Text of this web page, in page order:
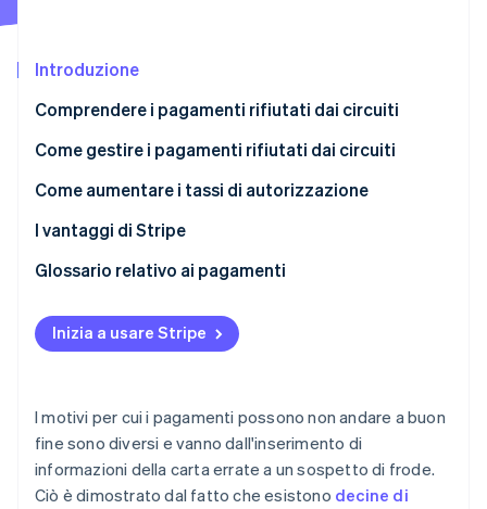
Stripe Sessions 2026
Scopri come Stripe sta costruendo l'infrastruttura
Guarda ora
Introduzione
Comprendere i pagamenti rifiutati dai circuiti
Come gestire i pagamenti rifiutati dai circuiti
Come aumentare i tassi di autorizzazione
I vantaggi di Stripe
Enhanced Issuer Network
Adaptive Acceptance
Smart Retries
Token di circuito
Glossario relativo ai pagamenti
Inizia a usare Stripe
I motivi per cui i pagamenti possono non andare a buon
fine sono diversi e vanno dall'inserimento di
informazioni della carta errate a un sospetto di frode.
Ciò è dimostrato dal fatto che esistono decine di